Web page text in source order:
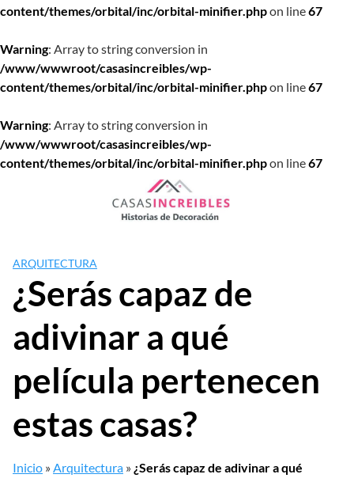
content/themes/orbital/inc/orbital-minifier.phpon line67
Warning: Array to string conversion in
/www/wwwroot/casasincreibles/wp-
content/themes/orbital/inc/orbital-minifier.phpon line67
Warning: Array to string conversion in
/www/wwwroot/casasincreibles/wp-
content/themes/orbital/inc/orbital-minifier.phpon line67
ARQUITECTURA
¿Serás capaz de
adivinar a qué
película pertenecen
estas casas?
Inicio »Arquitectura » ¿Serás capaz de adivinar a qué